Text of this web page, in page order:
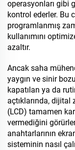
operasyonları gibi
kontrol ederler. Bu
programlanmış
kullanımını
azaltır.
Ancak saha
yaygın ve sinir
kapatılan ya da
açtıklarında, dijital
(LCD) tamamen
vermediğini
anahtarlarının
sisteminin nasıl